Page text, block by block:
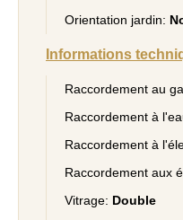
Orientation jardin:
Informations
Raccordement au
Raccordement à
Raccordement à
Raccordement aux
Vitrage: Double